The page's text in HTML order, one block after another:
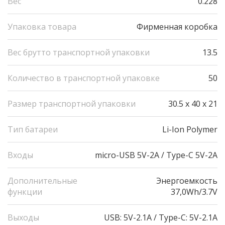
Упаковка товара Фирменная коробка
Вес брутто транспортной упаковки 13.5
Количество в транспортной упаковке 50
Размер транспортной упаковки 30.5 x 40 x 21
Тип батареи Li-Ion Polymer
Входы micro-USB 5V-2A / Type-C 5V-2A
Дополнительные
функции
Энергоемкость
37,0Wh/3.7V
Выходы USB: 5V-2.1A / Type-C: 5V-2.1A